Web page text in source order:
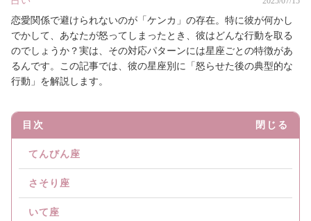
恋愛関係で避けられないのが「ケンカ」の存在。特に彼が何かし
でかして、あなたが怒ってしまったとき、彼はどんな行動を取る
のでしょうか？実は、その対応パターンには星座ごとの特徴があ
るんです。この記事では、彼の星座別に「怒らせた後の典型的な
行動」を解説します。
目次 閉じる
てんびん座
さそり座
いて座